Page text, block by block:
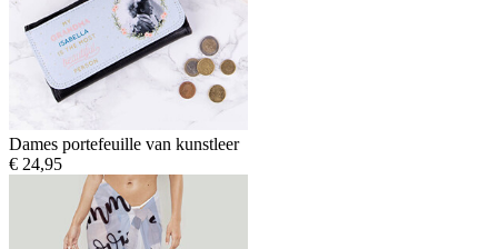
Dames portefeuille van kunstleer
€ 24,95